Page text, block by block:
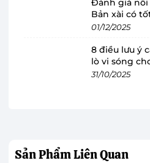
đại kết hợp với màu sắc
cong mềm mại, làm nổi
hợp với mọi không gian
Toshiba này hứa hẹn sẽ
những tính năng nổi trội
hơn 15 m2.
Đánh giá nồi
Bản xài có
01/12/2025
8 điều lưu ý
lò vi sóng
31/10/2025
Sản PhẩmLiên Quan